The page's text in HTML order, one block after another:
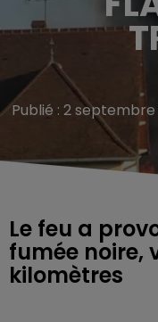
Publié : 2 septembre
Le feu a
fumée noire,
kilomètres